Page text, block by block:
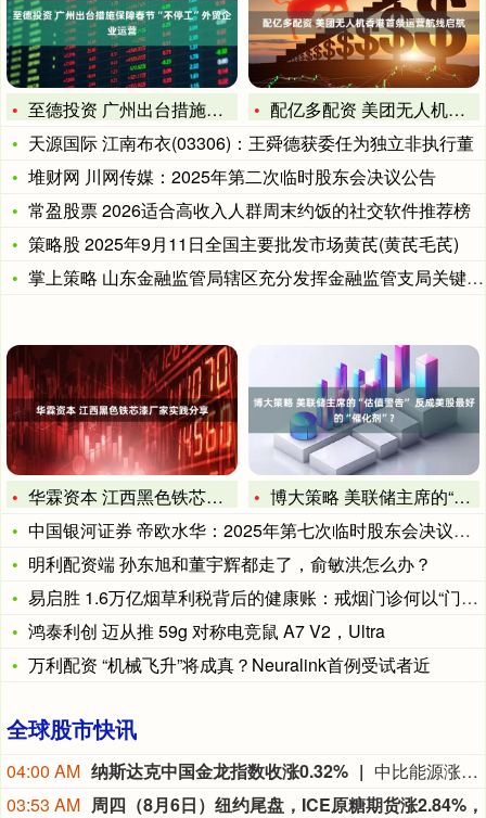
至德投资 广州出台措施保障春节“不停工”外贸企业运营
配亿多配资 美团无人机香港首条运营航线启航
天源国际 江南布衣(03306)：王舜德获委任为独立非执行董
堆财网 川网传媒：2025年第二次临时股东会决议公告
常盈股票 2026适合高收入人群周末约饭的社交软件推荐榜
策略股 2025年9月11日全国主要批发市场黄芪(黄芪毛芪)
掌上策略 山东金融监管局辖区充分发挥金融监管支局关键作用 高
华霖资本 江西黑色铁芯漆厂家实践分享
博大策略 美联储主席的“估值警告” 反成美股最好的“催化剂”
中国银河证券 帝欧水华：2025年第七次临时股东会决议公告
明利配资端 孙东旭和董宇辉都走了，俞敏洪怎么办？
易启胜 1.6万亿烟草利税背后的健康账：戒烟门诊何以“门可罗
鸿泰利创 迈从推 59g 对称电竞鼠 A7 V2，Ultra
万利配资 “机械飞升”将成真？Neuralink首例受试者近
全球股市快讯
04:00 AM 纳斯达克中国金龙指数收涨0.32%
中比能源涨21.17%，海天网络涨16.90%，再鼎医药涨13.47%，诺亚财富涨4.84%，中汽系统涨4.37%。
03:53 AM